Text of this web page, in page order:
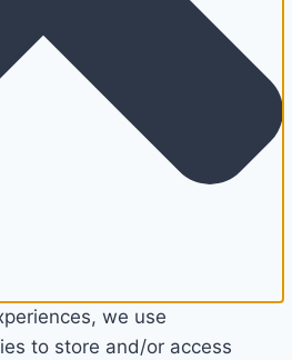
we use
to store and/or access